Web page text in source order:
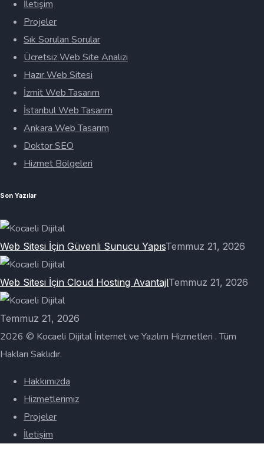
İletişim
Projeler
Sık Sorulan Sorular
Ücretsiz Web Site Analizi
Hazır Web Sitesi
İzmit Web Tasarım
İstanbul Web Tasarım
Ankara Web Tasarım
Doktor SEO
Hizmet Bölgeleri
Son Yazılar
Web Sitesi İçin Güvenli Sunucu YapısTemmuz 21, 2026
Web Sitesi İçin Cloud Hosting AvantajlTemmuz 21, 2026
Temmuz 21, 2026
2026 © Kocaeli Dijital İnternet ve Yazılım Hizmetleri . Tüm
Hakları Saklıdır.
Hakkımızda
Hizmetlerimiz
Projeler
İletişim